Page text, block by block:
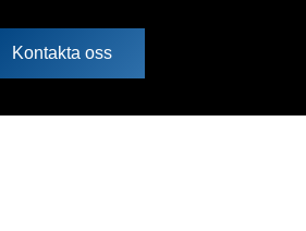
Kontakta oss